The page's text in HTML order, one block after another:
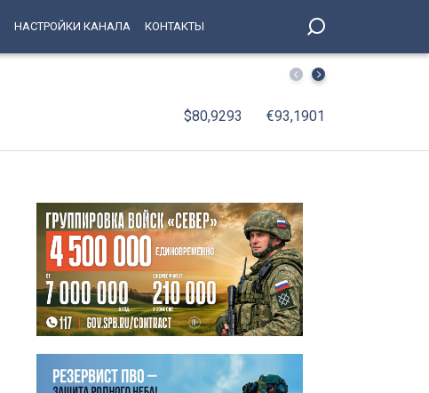
НАСТРОЙКИ КАНАЛА КОНТАКТЫ
В Петербург вернулись юные победители
$80,9293 €93,1901